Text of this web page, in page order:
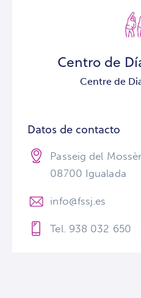
Centro de
Centre de
Datos de contacto
Passeig del
08700 Igualada
info@fssj.es
Tel. 938 032 650